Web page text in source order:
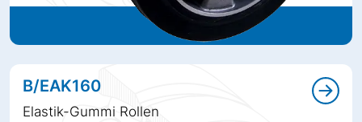
B/EAK160
Elastik-Gummi Rollen